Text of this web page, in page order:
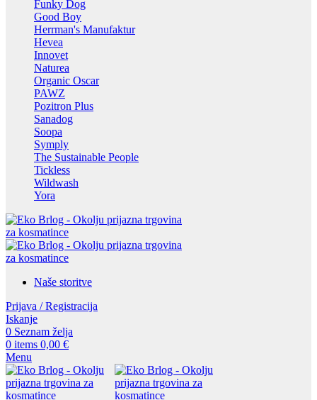
Funky Dog
Good Boy
Herrman's Manufaktur
Hevea
Innovet
Naturea
Organic Oscar
PAWZ
Pozitron Plus
Sanadog
Soopa
Symply
The Sustainable People
Tickless
Wildwash
Yora
Naše storitve
Prijava / Registracija
Iskanje
0 Seznam želja
0 items 0,00 €
Menu